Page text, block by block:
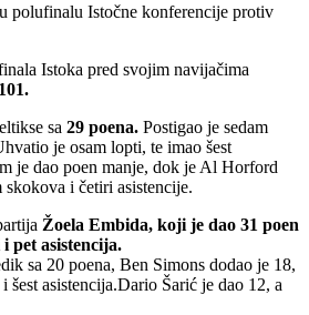
polufinalu Istočne konferencije protiv
Istoka pred svojim navijačima
sa 29 poena. Postigao je sedam
je osam lopti, te imao šest
je dao poen manje, dok je Al Horford
skokova i četiri asistencije.
Žoela Embida, koji je dao 31 poen
pet asistencija.
sa 20 poena, Ben Simons dodao je 18,
šest asistencija.Dario Šarić je dao 12, a